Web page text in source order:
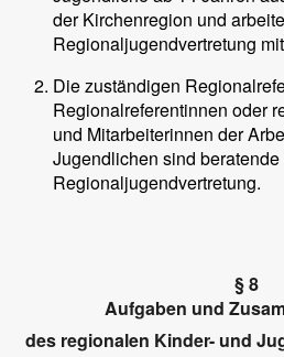
der Kirchenregion und
Regionaljugendvertretung
Die zuständigen
Regionalreferentinnen oder
und Mitarbeiterinnen der
Jugendlichen sind
Regionaljugendvertretung.
§ 8
Aufgaben und
des regionalen Kinder- und